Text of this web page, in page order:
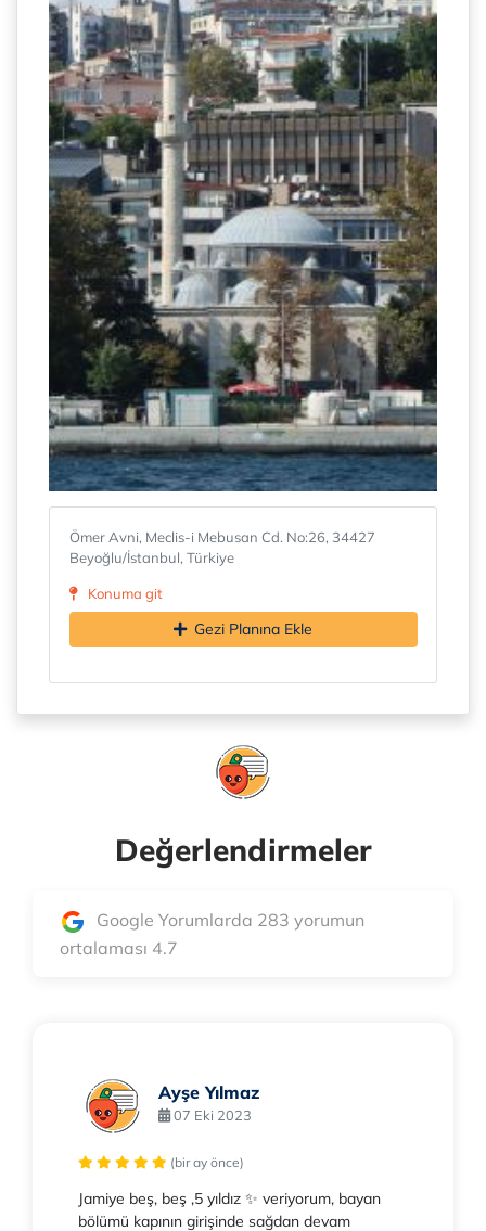
Ömer Avni, Meclis-i Mebusan Cd. No:26, 34427
Beyoğlu/İstanbul, Türkiye
Konuma git
Gezi Planına Ekle
Değerlendirmeler
Google Yorumlarda 283 yorumun
ortalaması 4.7
Ayşe Yılmaz
07 Eki 2023
(bir ay önce)
Jamiye beş, beş ,5 yıldız ✨ veriyorum, bayan
bölümü kapının girişinde sağdan devam